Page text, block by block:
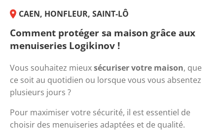
CAEN, HONFLEUR, SAINT-LÔ
Comment protéger sa maison grâce aux
menuiseries Logikinov !
Vous souhaitez mieux sécuriser votre maison, que
ce soit au quotidien ou lorsque vous vous absentez
plusieurs jours ?
Pour maximiser votre sécurité, il est essentiel de
choisir des menuiseries adaptées et de qualité.